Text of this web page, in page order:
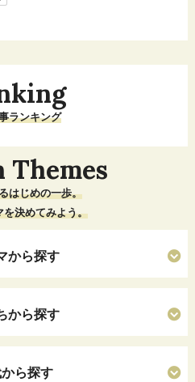
ランキング
Themes
はじめの一歩。
を決めてみよう。
から探す
から探す
ら探す